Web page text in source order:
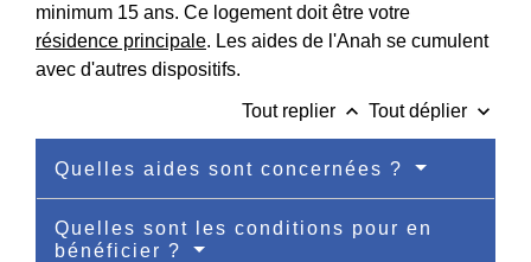
minimum 15 ans. Ce logement doit être votre
résidence principale. Les aides de l'Anah se cumulent
avec d'autres dispositifs.
Tout replier keyboard_arrow_up Tout déplier keyboard_arrow_down
Quelles aides sont concernées ?
Quelles sont les conditions pour en
bénéficier ?